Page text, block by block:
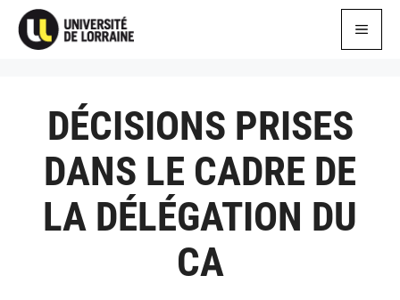
Aller
contenu
DÉCISIONS PRISES
DANS LE CADRE DE
LA DÉLÉGATION DU
CA